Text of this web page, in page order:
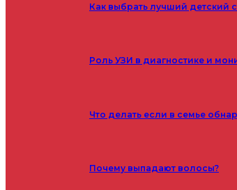
Как выбрать лучший детский
Роль УЗИ в диагностике и
Что делать если в семье
Почему выпадают волосы?